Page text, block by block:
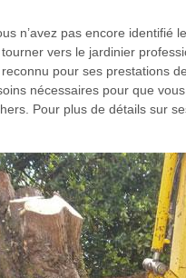
n’avez pas encore identifié
vers le jardinier
pour ses prestations
nécessaires pour que
Pour plus de détails sur